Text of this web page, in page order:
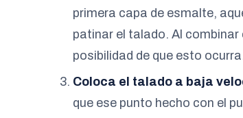
primera capa de esmalte,
patinar el talado. Al
posibilidad de que esto
Coloca el talado a baja
que ese punto hecho con el